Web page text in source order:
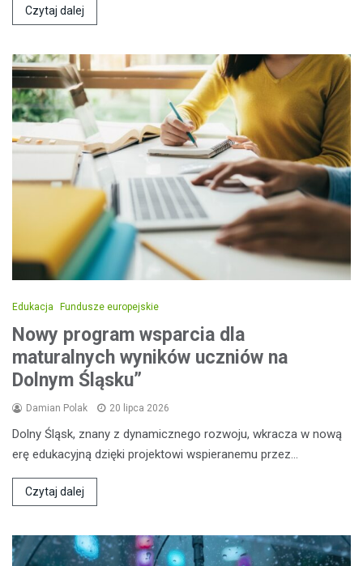
Czytaj dalej
Edukacja Fundusze europejskie
Nowy program wsparcia dla
maturalnych wyników uczniów na
Dolnym Śląsku”
Damian Polak 20 lipca 2026
Dolny Śląsk, znany z dynamicznego rozwoju, wkracza w nową
erę edukacyjną dzięki projektowi wspieranemu przez…
Czytaj dalej